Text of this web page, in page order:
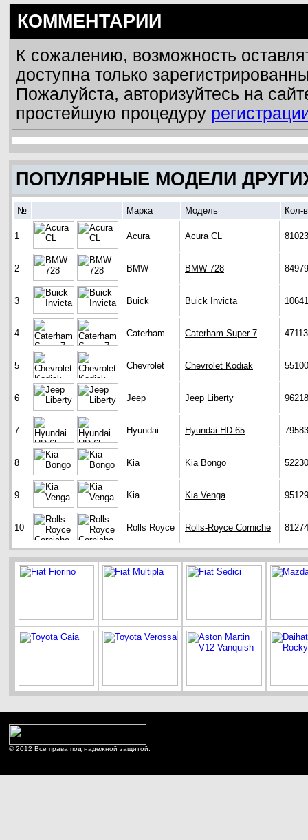
КОММЕНТАРИИ
К сожалению, возможность
доступна только
Пожалуйста, авторизуйтесь на
простейшую процедуру
ПОПУЛЯРНЫЕ МОДЕЛИ
№ Марка Модель Кол-
1 Acura Acura CL 81023
2 BMW BMW 728 84979
3 Buick Buick Invicta
4 Caterham Caterham Super 7 47113
5 Chevrolet Chevrolet Kodiak 55100
6 Jeep Jeep Liberty 96218
7 Hyundai Hyundai HD-65 79583
8 Kia Kia Bongo 52230
9 Kia Kia Venga 95129
10 Rolls Royce Rolls-Royce Corniche 81274
© 2012 Все права под надежной защитой.